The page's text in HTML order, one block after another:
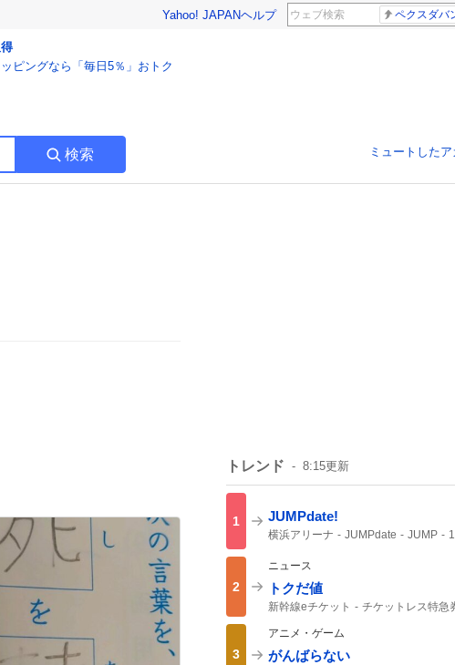
Yahoo! JAPANヘルプ ペクスダバ
ピングなら「毎日5％」おトク
検索 ミュートしたア
トレンド 8:15更新
1 JUMPdate!
横浜アリーナ JUMPdate JUMP
2
ニュース
トクだ値
新幹線eチケット
チケットレス特急
えきねっと
JR東
3
アニメ・ゲーム
がんばらない